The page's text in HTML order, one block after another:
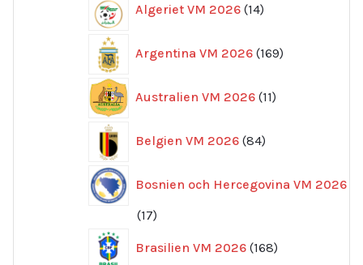
Algeriet VM 2026 14
produkter
Argentina VM 2026 169
produkter
Australien VM 2026 11
produkter
Belgien VM 2026 84
produkter
Bosnien och Hercegovina VM 2026
1717
Brasilien VM 2026 168
produkter